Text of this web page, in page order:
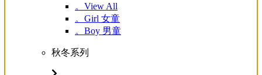
。View All
。Girl 女童
。Boy 男童
秋冬系列